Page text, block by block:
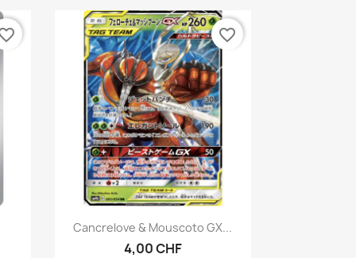
Aperçu rapide
Cancrelove & Mouscoto GX...
4,00 CHF
favorite_border